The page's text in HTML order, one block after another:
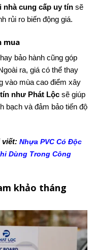
cung cấp uy tín sẽ
rủi ro biến động giá.
mua
bảo hành cũng góp
ra, giá có thể thay
vào mùa cao điểm xây
như Phát Lộc sẽ giúp
bạch và đảm bảo tiến độ
viết: Nhựa PVC Có Độc
Dùng Trong Công
khảo tháng